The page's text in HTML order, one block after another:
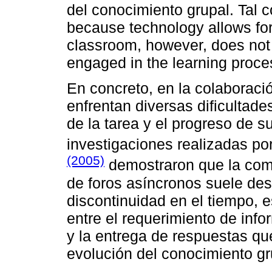
del conocimiento grupal. Tal
because technology allows
classroom, however, does
engaged in the learning
En concreto, en la
enfrentan diversas
de la tarea y el progreso de
investigaciones realizadas
(2005) demostraron que la
de foros asíncronos suele
discontinuidad en el tiempo,
entre el requerimiento de
y la entrega de respuestas
evolución del conocimiento